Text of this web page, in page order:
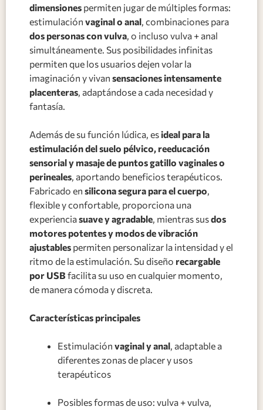
dimensiones permiten jugar de múltiples formas:
estimulación vaginal o anal, combinaciones para
dos personas con vulva, o incluso vulva + anal
simultáneamente. Sus posibilidades infinitas
permiten que los usuarios dejen volar la
imaginación y vivan sensaciones intensamente
placenteras, adaptándose a cada necesidad y
fantasía.
Además de su función lúdica, esideal para la
estimulación del suelo pélvico, reeducación
sensorial y masaje de puntos gatillo vaginales o
perineales, aportando beneficios terapéuticos.
Fabricado en silicona segura para el cuerpo,
flexible y confortable, proporciona una
experienciasuave y agradable, mientras susdos
motores potentes y modos de vibración
ajustables permiten personalizar la intensidad y el
ritmo de la estimulación. Su diseño recargable
por USB facilita su uso en cualquier momento,
de manera cómoda y discreta.
Características principales
Estimulación vaginal y anal, adaptable a
diferentes zonas de placer y usos
terapéuticos
Posibles formas de uso: vulva + vulva,